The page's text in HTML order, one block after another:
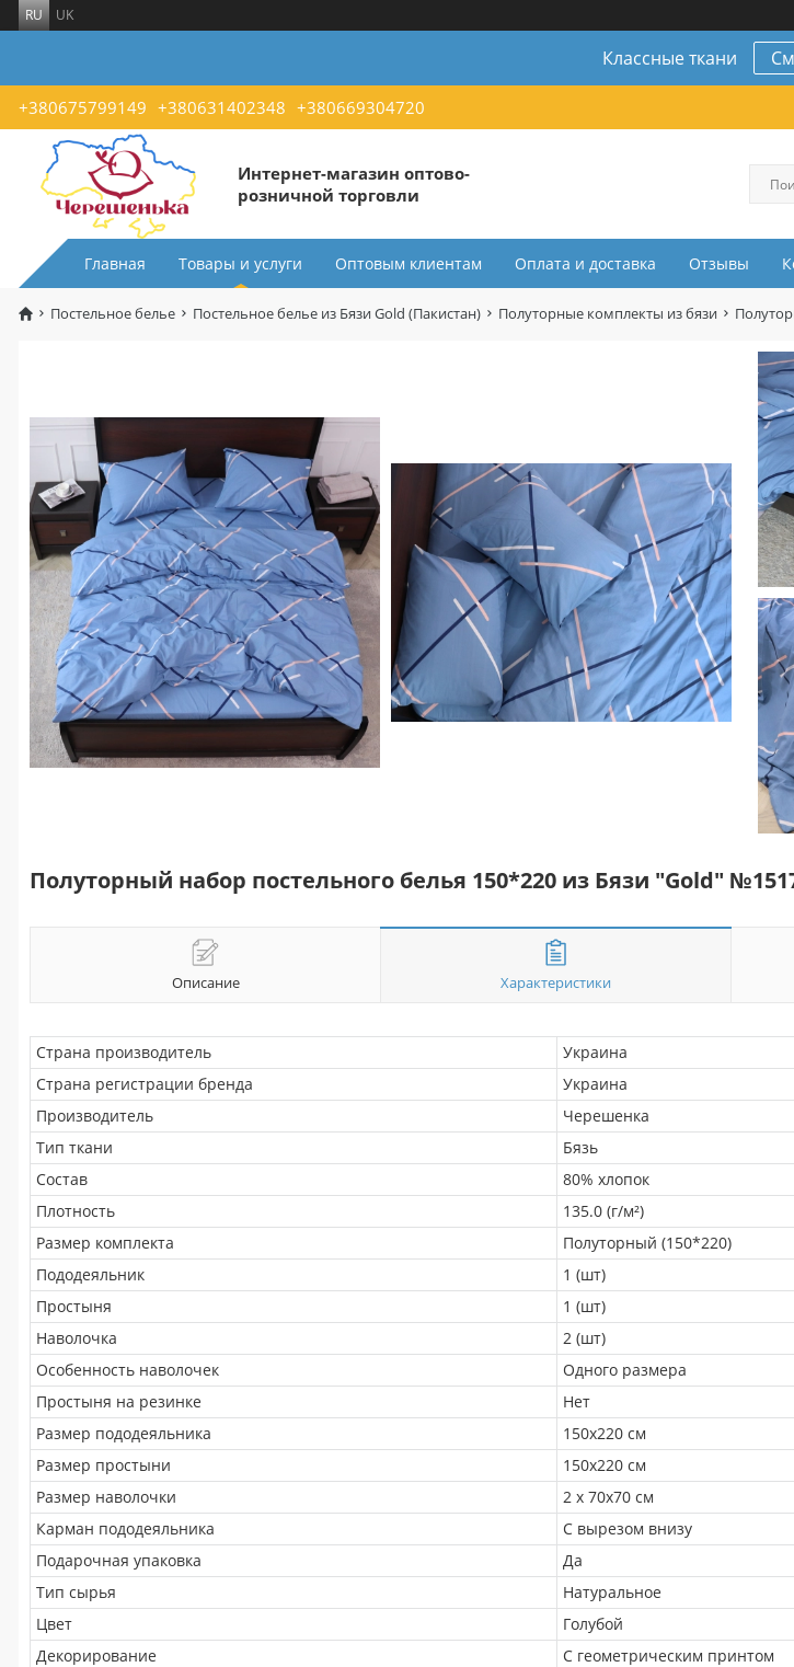
RU UK
Классные ткани
+380675799149 +380631402348 +380669304720
Интернет-магазин оптово-
розничной торговли
Главная Товары и услуги Оптовым клиентам Оплата и доставка Отзывы
Постельное белье Постельное белье из Бязи Gold (Пакистан) Полуторные комплекты из бязи
Полуторный набор постельного белья 150*220 из Бязи "Gold"
Описание Характеристики
Страна производитель
Украина
Страна регистрации бренда
Украина
Производитель
Черешенка
Тип ткани
Бязь
Состав
80% хлопок
Плотность
135.0 (г/м²)
Размер комплекта
Полуторный (150*220)
Пододеяльник
1 (шт)
Простыня
1 (шт)
Наволочка
2 (шт)
Особенность наволочек
Одного размера
Простыня на резинке
Нет
Размер пододеяльника
150х220 см
Размер простыни
150х220 см
Размер наволочки
2 х 70х70 см
Карман пододеяльника
С вырезом внизу
Подарочная упаковка
Да
Тип сырья
Натуральное
Цвет
Голубой
Декорирование
С геометрическим принтом